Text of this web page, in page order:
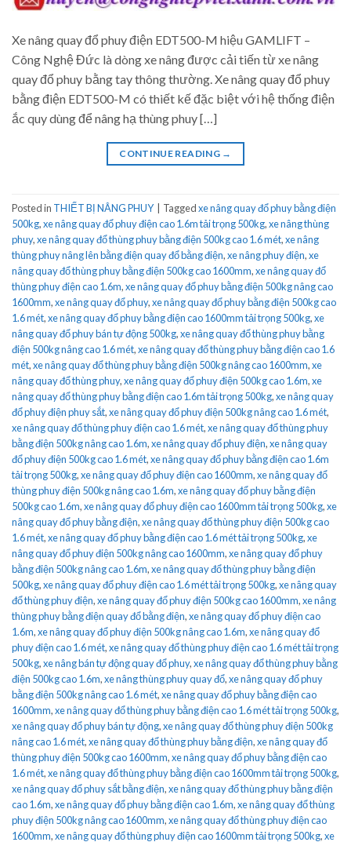
Xe nâng quay đổ phuy điện EDT500-M hiệu GAMLIFT –
Công Nghệ Đức là dòng xe nâng được cải tiến từ xe nâng
quay đổ phuy bằng tay thông thường. Xe nâng quay đổ phuy
bằng điện EDT500-M có thiết kế đặc biệt với hệ thống điện
ắc quy dùng để nâng hạ thùng phuy […]
CONTINUE READING →
Posted in THIẾT BỊ NÂNG PHUY Taggedxe nâng quay đổ phuy bằng điện
500kg,xe nâng quay đổ phuy điện cao 1.6m tải trọng 500kg,xe nâng thùng
phuy,xe nâng quay đổ thùng phuy bằng điện 500kg cao 1.6 mét,xe nâng
thùng phuy nâng lên bằng điện quay đổ bằng điện,xe nâng phuy điện,xe
nâng quay đổ thùng phuy bằng điện 500kg cao 1600mm,xe nâng quay đổ
thùng phuy điện cao 1.6m,xe nâng quay đổ phuy bằng điện 500kg nâng cao
1600mm,xe nâng quay đổ phuy,xe nâng quay đổ phuy bằng điện 500kg cao
1.6 mét,xe nâng quay đổ phuy bằng điện cao 1600mm tải trọng 500kg,xe
nâng quay đổ phuy bán tự động 500kg,xe nâng quay đổ thùng phuy bằng
điện 500kg nâng cao 1.6 mét,xe nâng quay đổ thùng phuy bằng điện cao 1.6
mét,xe nâng quay đổ thùng phuy bằng điện 500kg nâng cao 1600mm,xe
nâng quay đổ thùng phuy,xe nâng quay đổ phuy điện 500kg cao 1.6m,xe
nâng quay đổ thùng phuy bằng điện cao 1.6m tải trọng 500kg,xe nâng quay
đổ phuy điện phuy sắt,xe nâng quay đổ phuy điện 500kg nâng cao 1.6 mét,
xe nâng quay đổ thùng phuy điện cao 1.6 mét,xe nâng quay đổ thùng phuy
bằng điện 500kg nâng cao 1.6m,xe nâng quay đổ phuy điện,xe nâng quay
đổ phuy điện 500kg cao 1.6 mét,xe nâng quay đổ phuy bằng điện cao 1.6m
tải trọng 500kg,xe nâng quay đổ phuy điện cao 1600mm,xe nâng quay đổ
thùng phuy điện 500kg nâng cao 1.6m,xe nâng quay đổ phuy bằng điện
500kg cao 1.6m,xe nâng quay đổ phuy điện cao 1600mm tải trọng 500kg,xe
nâng quay đổ phuy bằng điện,xe nâng quay đổ thùng phuy điện 500kg cao
1.6 mét,xe nâng quay đổ phuy bằng điện cao 1.6 mét tải trọng 500kg,xe
nâng quay đổ phuy điện 500kg nâng cao 1600mm,xe nâng quay đổ phuy
bằng điện 500kg nâng cao 1.6m,xe nâng quay đổ thùng phuy bằng điện
500kg,xe nâng quay đổ phuy điện cao 1.6 mét tải trọng 500kg,xe nâng quay
đổ thùng phuy điện,xe nâng quay đổ phuy điện 500kg cao 1600mm,xe nâng
thùng phuy bằng điện quay đổ bằng điện,xe nâng quay đổ phuy điện cao
1.6m,xe nâng quay đổ phuy điện 500kg nâng cao 1.6m,xe nâng quay đổ
phuy điện cao 1.6 mét,xe nâng quay đổ thùng phuy điện cao 1.6 mét tải trọng
500kg,xe nâng bán tự động quay đổ phuy,xe nâng quay đổ thùng phuy bằng
điện 500kg cao 1.6m,xe nâng thùng phuy quay đổ,xe nâng quay đổ phuy
bằng điện 500kg nâng cao 1.6 mét,xe nâng quay đổ phuy bằng điện cao
1600mm,xe nâng quay đổ thùng phuy bằng điện cao 1.6 mét tải trọng 500kg,
xe nâng quay đổ phuy bán tự động,xe nâng quay đổ thùng phuy điện 500kg
nâng cao 1.6 mét,xe nâng quay đổ thùng phuy bằng điện,xe nâng quay đổ
thùng phuy điện 500kg cao 1600mm,xe nâng quay đổ phuy bằng điện cao
1.6 mét,xe nâng quay đổ thùng phuy bằng điện cao 1600mm tải trọng 500kg,
xe nâng quay đổ phuy sắt bằng điện,xe nâng quay đổ thùng phuy bằng điện
cao 1.6m,xe nâng quay đổ phuy bằng điện cao 1.6m,xe nâng quay đổ thùng
phuy điện 500kg nâng cao 1600mm,xe nâng quay đổ thùng phuy điện cao
1600mm,xe nâng quay đổ thùng phuy điện cao 1600mm tải trọng 500kg,xe